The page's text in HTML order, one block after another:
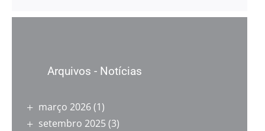
Arquivos - Notícias
março 2026(1)
setembro 2025 (3)